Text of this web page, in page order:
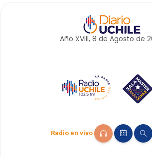
Año XVIII, 8 de Agosto de
Radio en vivo